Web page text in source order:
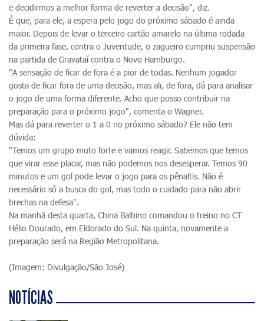
e decidirmos a melhor forma de reverter a decisão", diz.
É que, para ele, a espera pelo jogo do próximo sábado é ainda
maior. Depois de levar o terceiro cartão amarelo na última rodada
da primeira fase, contra o Juventude, o zagueiro cumpriu suspensão
na partida de Gravataí contra o Novo Hamburgo.
"A sensação de ficar de fora é a pior de todas. Nenhum jogador
gosta de ficar fora de uma decisão, mas ali, de fora, dá para analisar
o jogo de uma forma diferente. Acho que posso contribuir na
preparação para o próximo jogo", comenta o Wagner.
Mas dá para reverter o 1 a 0 no próximo sábado? Ele não tem
dúvida:
"Temos um grupo muto forte e vamos reagir. Sabemos que temos
que virar esse placar, mas não podemos nos desesperar. Temos 90
minutos e um gol pode levar o jogo para os pênaltis. Não é
necessário só a busca do gol, mas todo o cuidado para não abrir
brechas na defesa".
Na manhã desta quarta, China Balbino comandou o treino no CT
Hélio Dourado, em Eldorado do Sul. Na quinta, novamente a
preparação será na Região Metropolitana.
(Imagem: Divulgação/São José)
NOTÍCIAS